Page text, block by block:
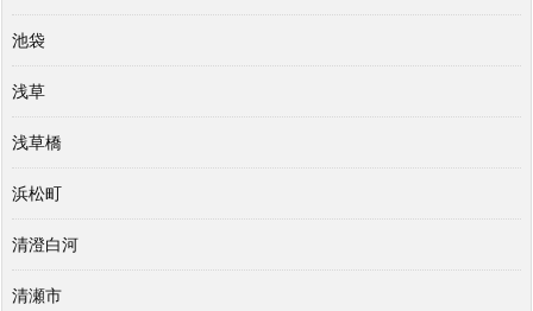
池袋
浅草
浅草橋
浜松町
清澄白河
清瀬市